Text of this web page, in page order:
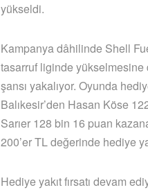
yükseldi.
Kampanya dâhilinde Shell
tasarruf liginde yükselmesine
şansı yakalıyor. Oyunda
Balıkesir’den Hasan Köse
Sarıer 128 bin 16 puan
200’er TL değerinde hediye
Hediye yakıt fırsatı devam